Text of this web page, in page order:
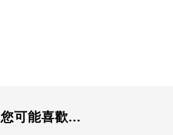
您可能喜歡...